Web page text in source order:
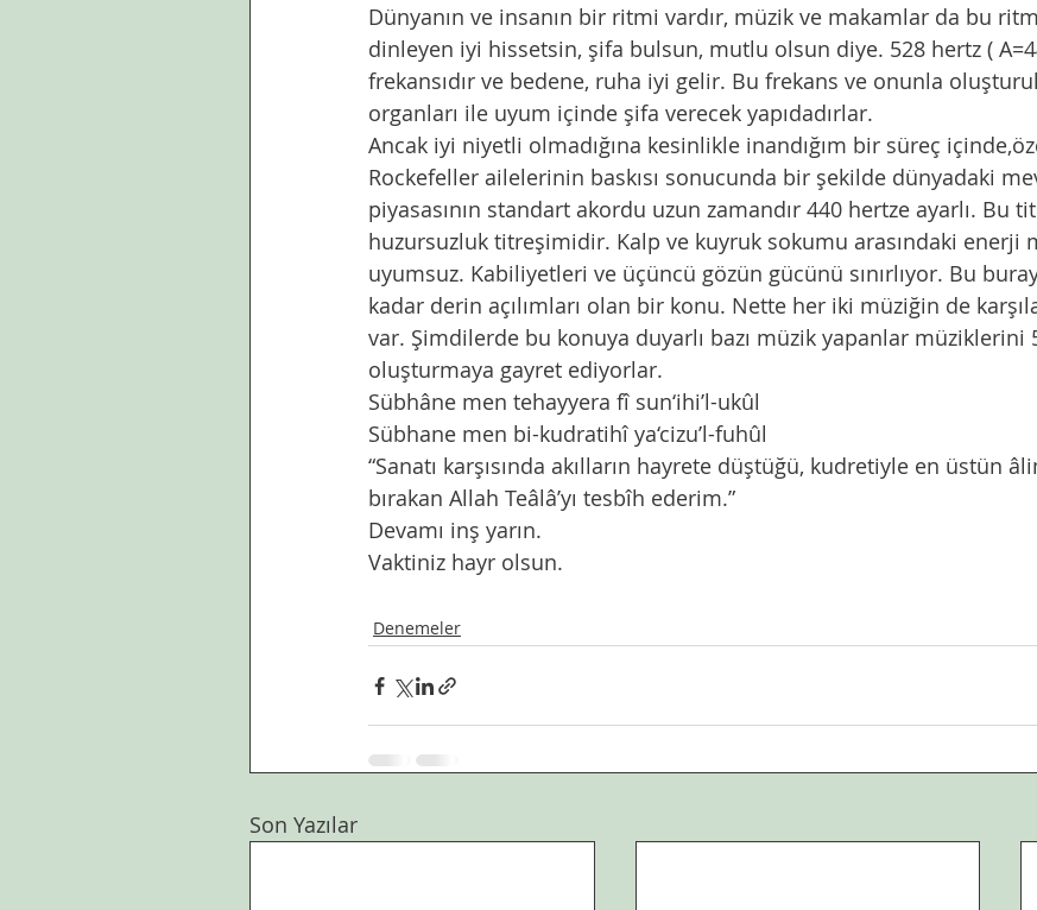
Dünyanın ve insanın bir ritmi vardır, müzik ve makamlar da bu
dinleyen iyi hissetsin, şifa bulsun, mutlu olsun diye. 528 hertz (
frekansıdır ve bedene, ruha iyi gelir. Bu frekans ve onunla
organları ile uyum içinde şifa verecek yapıdadırlar.
Ancak iyi niyetli olmadığına kesinlikle inandığım bir süreç
Rockefeller ailelerinin baskısı sonucunda bir şekilde dünyadaki
piyasasının standart akordu uzun zamandır 440 hertze ayarlı. Bu
huzursuzluk titreşimidir. Kalp ve kuyruk sokumu arasındaki enerji
uyumsuz. Kabiliyetleri ve üçüncü gözün gücünü sınırlıyor. Bu
kadar derin açılımları olan bir konu. Nette her iki müziğin de
var. Şimdilerde bu konuya duyarlı bazı müzik yapanlar müziklerini
oluşturmaya gayret ediyorlar.
Sübhâne men tehayyera fî sun‘ihi’l-ukûl
Sübhane men bi-kudratihî ya‘cizu’l-fuhûl
“Sanatı karşısında akılların hayrete düştüğü, kudretiyle en üstün
bırakan Allah Teâlâ’yı tesbîh ederim.”
Devamı inş yarın.
Vaktiniz hayr olsun.
Denemeler
Son Yazılar